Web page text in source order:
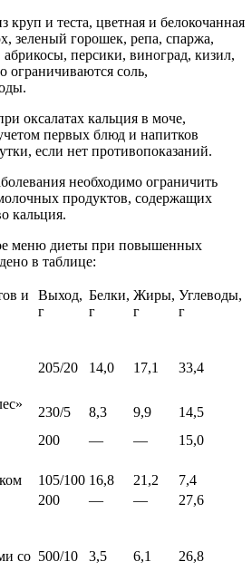
круп и теста, цветная и белокочанная
зеленый горошек, репа, спаржа,
персики, виноград, кизил,
ограничиваются соль,
оксалатах кальция в моче,
первых блюд и напитков
если нет противопоказаний.
необходимо ограничить
продуктов, содержащих
кальция.
меню диеты при повышенных
в таблице:
и
Выход,
г
Белки,
г
Жиры,
г
Углеводы,
г
205/20 14,0 17,1 33,4
230/5 8,3 9,9
14,5
200 — —
15,0
105/100 16,8 21,2
7,4
200 — —
27,6
со 500/10 3,5 6,1 26,8